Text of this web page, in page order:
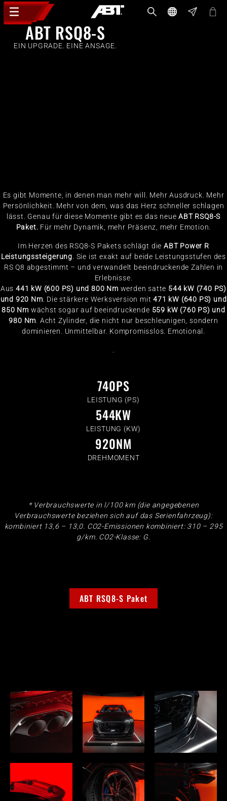
ABT RSQ8-S
EIN UPGRADE. EINE ANSAGE.
Es gibt Momente, in denen man mehr will. Mehr Ausdruck. Mehr
Persönlichkeit. Mehr von dem, was das Herz schneller schlagen
lässt. Genau für diese Momente gibt es das neueABT RSQ8-S
Paket. Für mehr Dynamik, mehr Präsenz, mehr Emotion.
Im Herzen des RSQ8-S Pakets schlägt dieABT Power R
Leistungssteigerung . Sie ist exakt auf beide Leistungsstufen des
RS Q8 abgestimmt – und verwandelt beeindruckende Zahlen in
Erlebnisse.
Aus441 kW (600 PS) und 800 Nm werden satte 544 kW (740 PS)
und 920 Nm . Die stärkere Werksversion mit471 kW (640 PS) und
850 Nm wächst sogar auf beeindruckende 559 kW (760 PS) und
980 Nm . Acht Zylinder, die nicht nur beschleunigen, sondern
dominieren. Unmittelbar. Kompromisslos. Emotional.
740PS
LEISTUNG (PS)
544KW
LEISTUNG (KW)
920NM
DREHMOMENT
* Verbrauchswerte in l/100 km (die angegebenen
Verbrauchswerte beziehen sich auf das Serienfahrzeug):
kombiniert 13,6 – 13,0. CO2-Emissionen kombiniert: 310 – 295
g/km. CO2-Klasse: G.
ABT RSQ8-S Paket